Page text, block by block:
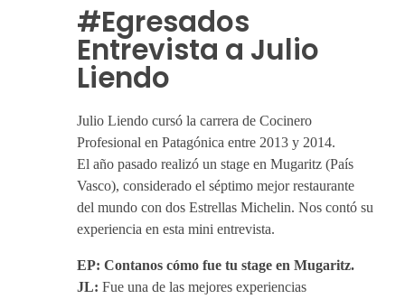
#Egresados
Entrevista a Julio
Liendo
Julio Liendo cursó la carrera de Cocinero
Profesional en Patagónica entre 2013 y 2014.
El año pasado realizó un stage en Mugaritz (País
Vasco), considerado el séptimo mejor restaurante
del mundo con dos Estrellas Michelin. Nos contó su
experiencia en esta mini entrevista.
EP: Contanos cómo fue tu stage en Mugaritz.
JL: Fue una de las mejores experiencias